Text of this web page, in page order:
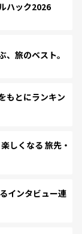
ハック2026
旅のベスト。
もとにランキン
しくなる 旅先・
インタビュー連